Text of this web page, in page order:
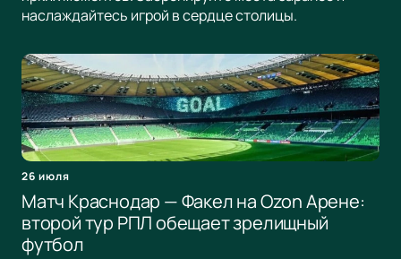
наслаждайтесь игрой в сердце столицы.
26 июля
Матч Краснодар — Факел на Ozon Арене:
второй тур РПЛ обещает зрелищный
футбол